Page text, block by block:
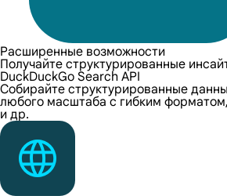
Расширенные возможности
Получайте структурированные
DuckDuckGo Search API
Собирайте структурированные
любого масштаба с гибким
и др.